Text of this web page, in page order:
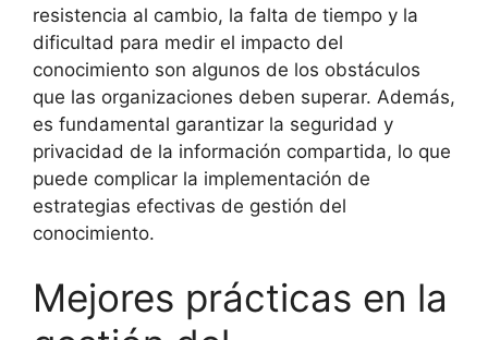
resistencia al cambio, la falta de tiempo y la
dificultad para medir el impacto del
conocimiento son algunos de los obstáculos
que las organizaciones deben superar. Además,
es fundamental garantizar la seguridad y
privacidad de la información compartida, lo que
puede complicar la implementación de
estrategias efectivas de gestión del
conocimiento.
Mejores prácticas en la